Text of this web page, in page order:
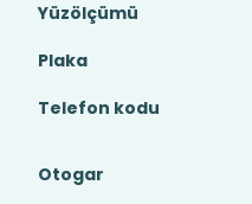
Yüzölçümü
Plaka
Telefon kodu
Otogar